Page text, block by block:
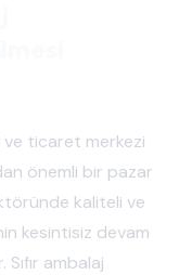
ve ticaret merkezi
önemli bir pazar
kaliteli ve
kesintisiz devam
ambalaj